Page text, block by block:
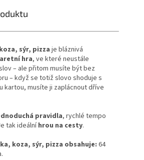
sýr, pizza je bláznivá
hra, ve které neustále
– ale přitom musíte být bez
– když se totiž slovo shoduje s
kartou, musíte ji zaplácnout dříve
pravidla, rychlé tempo
tak ideálníhrou na cesty.
koza, sýr, pizza obsahuje: 64